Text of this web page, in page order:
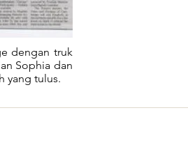
dengan truk
Sophia dan
yang tulus.